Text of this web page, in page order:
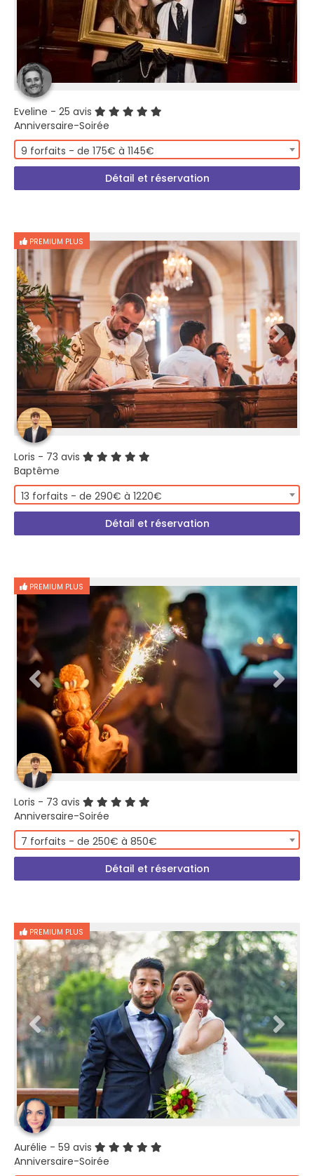
Eveline - 25 avis
Anniversaire-Soirée
9 forfaits - de 175€ à 1145€
Détail et réservation
PREMIUM PLUS
Loris - 73 avis
Baptême
13 forfaits - de 290€ à 1220€
Détail et réservation
PREMIUM PLUS
Loris - 73 avis
Anniversaire-Soirée
7 forfaits - de 250€ à 850€
Détail et réservation
PREMIUM PLUS
Aurélie - 59 avis
Anniversaire-Soirée